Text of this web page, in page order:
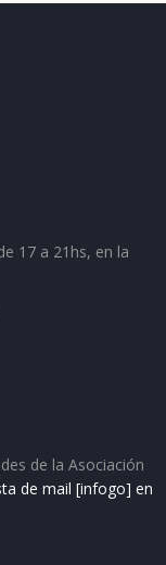
17 a 21hs, en la
de la Asociación
de mail [infogo] en